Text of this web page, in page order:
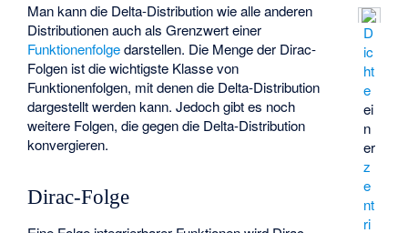
D
ic
ht
e
ei
n
er
z
e
nt
ri
Man kann die Delta-Distribution wie alle anderen
Distributionen auch als Grenzwert einer
Funktionenfolgedarstellen. Die Menge der Dirac-
Folgen ist die wichtigste Klasse von
Funktionenfolgen, mit denen die Delta-Distribution
dargestellt werden kann. Jedoch gibt es noch
weitere Folgen, die gegen die Delta-Distribution
konvergieren.
Dirac-Folge